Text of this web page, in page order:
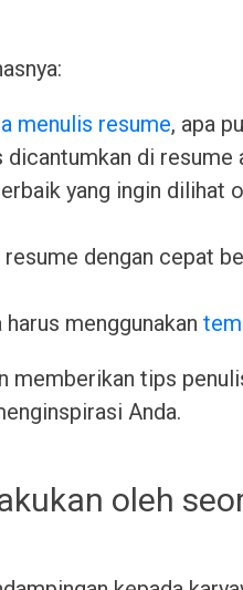
menulis resume, apa
dicantumkan di resume
yang ingin dilihat
resume dengan cepat
harus menggunakan
memberikan tips
Anda.
oleh